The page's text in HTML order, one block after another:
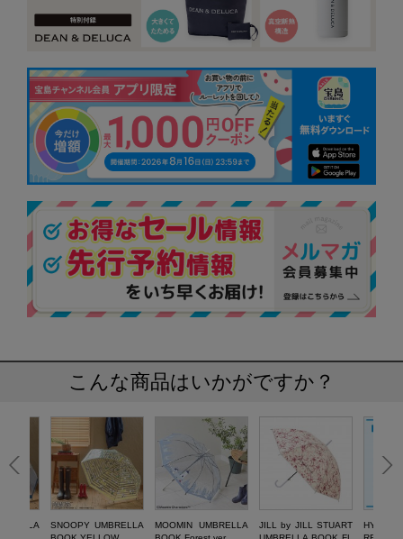
こんな商品はいかがですか？
SNOOPY UMBRELLA
MOOMIN UMBRELLA
JILL by JILL STUART